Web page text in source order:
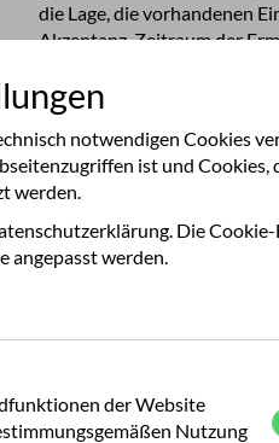
die Lage, die vorhandenen
Akzeptanz-Zeitraum der
Ihnen zudem eine perfekte Navigation.
Campingplätzen direkt über
Informationen zu den Campingplätzen stehen Ihnen auch
Auf diese Weise ist die App
Updates – inklusive Änderungen und neuer Campingplatz-Bewertungen –
bleibt die App außerdem
Vorteile der digitalen Version
Die CampingCard ACSI
nutzen möchten.
CampingCard ACSI Digital
und höher, iOS 12 und höher).
notwendigen Cookies
ist und Cookies,
werden.
Die
angepasst werden.
der Website
Nutzung